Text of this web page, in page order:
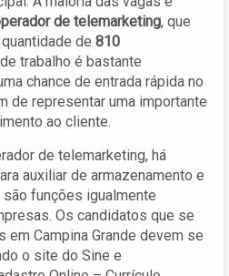
de telemarketing, que
de 810
trabalho é bastante
chance de entrada rápida no
de representar uma importante
ao cliente.
de telemarketing, há
auxiliar de armazenamento e
funções igualmente
Os candidatos que se
Campina Grande devem se
o site do Sine e